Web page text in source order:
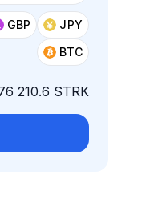
GBP
JPY
BTC
210.6 STRK